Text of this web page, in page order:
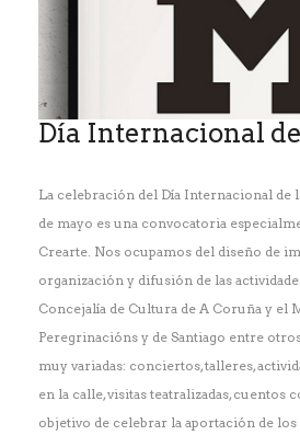
Día Internacional
La celebración del Día Internacional de
de mayo es una convocatoria
Crearte. Nos ocupamos del diseño de
organización y difusión de las
Concejalía de Cultura de A Coruña y el
Peregrinacións y de Santiago entre
muy variadas: conciertos, talleres,
en la calle, visitas teatralizadas, cuentos
objetivo de celebrar la aportación de los